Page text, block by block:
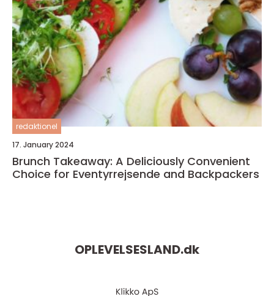
redaktionel
17. January 2024
Brunch Takeaway: A Deliciously Convenient
Choice for Eventyrrejsende and Backpackers
OPLEVELSESLAND.dk